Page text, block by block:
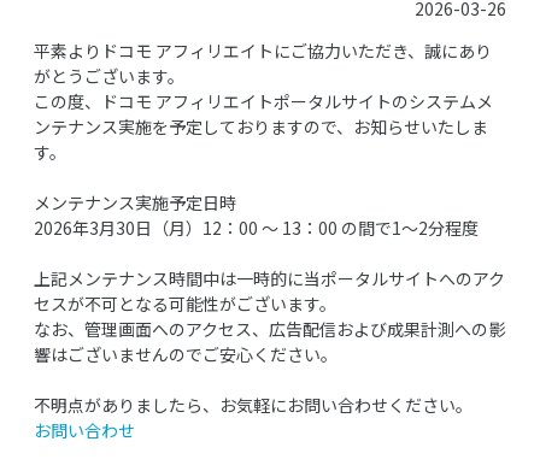
2026-03-26
平素よりドコモ アフィリエイトにご協力いただき、誠にあり
がとうございます。
この度、ドコモ アフィリエイトポータルサイトのシステムメ
ンテナンス実施を予定しておりますので、お知らせいたしま
す。
メンテナンス実施予定日時
2026年3月30日（月）12：00 ～ 13：00 の間で1～2分程度
上記メンテナンス時間中は一時的に当ポータルサイトへのアク
セスが不可となる可能性がございます。
なお、管理画面へのアクセス、広告配信および成果計測への影
響はございませんのでご安心ください。
不明点がありましたら、お気軽にお問い合わせください。
お問い合わせ